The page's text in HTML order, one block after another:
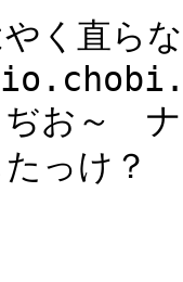
やく直ら
ぢお～　
たっけ